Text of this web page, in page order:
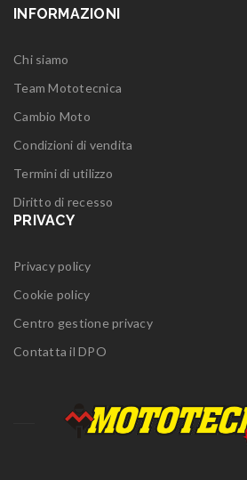
INFORMAZIONI
Chi siamo
Team Mototecnica
Cambio Moto
Condizioni di vendita
Termini di utilizzo
Diritto di recesso
PRIVACY
Privacy policy
Cookie policy
Centro gestione privacy
Contatta il DPO